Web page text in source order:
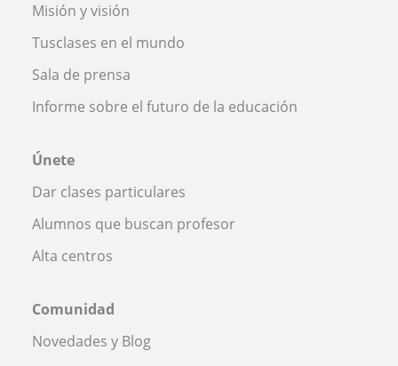
Misión y visión
Tusclases en el mundo
Sala de prensa
Informe sobre el futuro de la educación
Únete
Dar clases particulares
Alumnos que buscan profesor
Alta centros
Comunidad
Novedades y Blog